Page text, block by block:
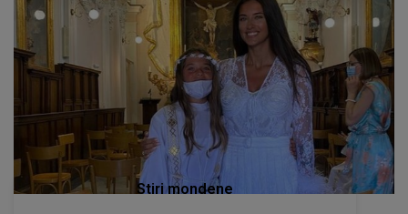
Stiri mondene